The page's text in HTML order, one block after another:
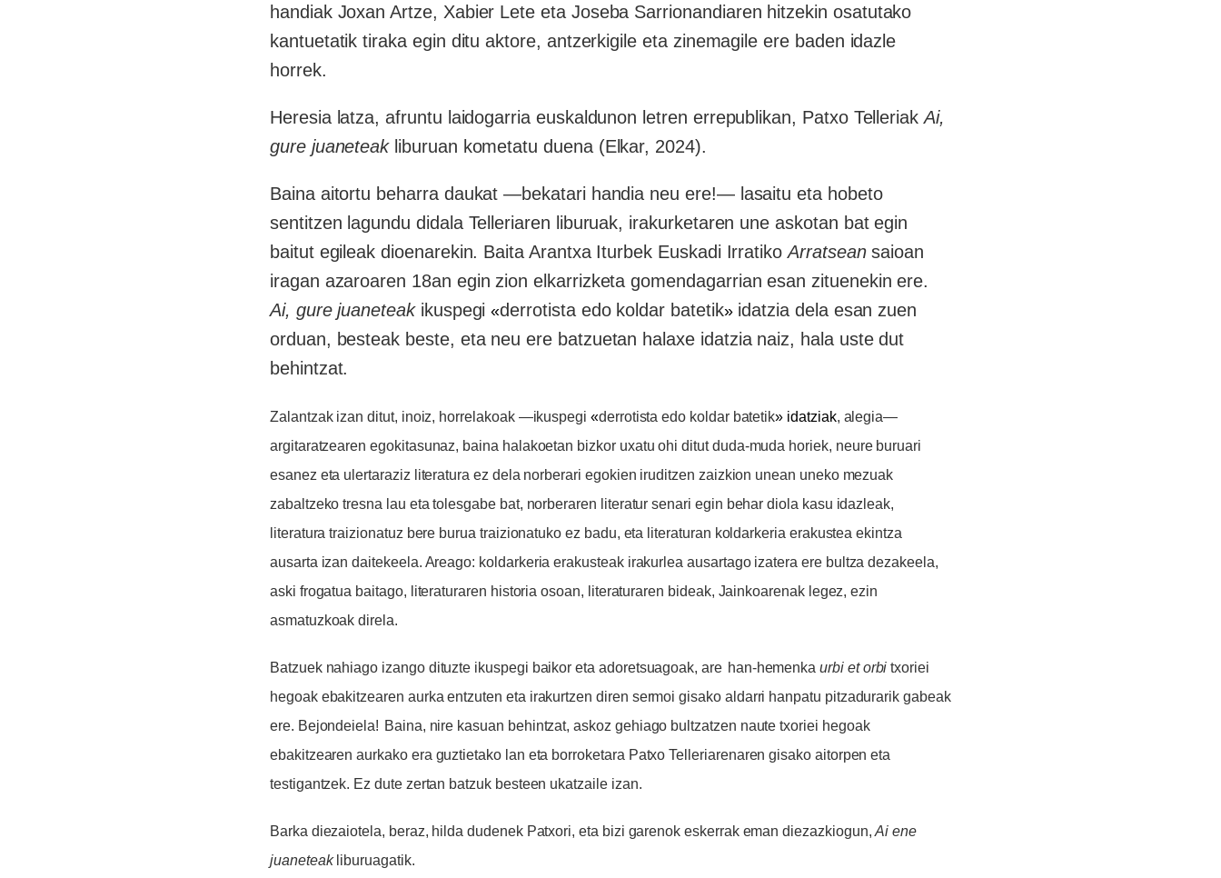
handiak Joxan Artze, Xabier Lete eta Joseba Sarrionandiaren hitzekin osatutako
kantuetatik tiraka egin ditu aktore, antzerkigile eta zinemagile ere baden idazle
horrek.
Heresia latza, afruntu laidogarria euskaldunon letren errepublikan, Patxo TelleriakAi,
gure juaneteakliburuan kometatu duena (Elkar, 2024).
Baina aitortu beharra daukat —bekatari handia neu ere!— lasaitu eta hobeto
sentitzen lagundu didala Telleriaren liburuak, irakurketaren une askotan bat egin
baitut egileak dioenarekin. Baita Arantxa Iturbek Euskadi IrratikoArratseansaioan
iragan azaroaren 18an egin zion elkarrizketa gomendagarrian esan zituenekin ere.
Ai, gure juaneteak ikuspegi«derrotista edo koldar batetik»idatzia dela esan zuen
orduan, besteak beste, eta neu ere batzuetan halaxe idatzia naiz, hala uste dut
behintzat.
Zalantzak izan ditut, inoiz, horrelakoak —ikuspegi «derrotista edo koldar batetik» idatziak, alegia—
argitaratzearen egokitasunaz, baina halakoetan bizkor uxatuohi ditutduda-muda horiek, neure buruari
esanez eta ulertaraziz literatura ez dela norberari egokien iruditzen zaizkion unean uneko mezuak
zabaltzeko tresna lau eta tolesgabe bat, norberaren literatur senari egin behar diola kasu idazleak,
literatura traizionatuz bere burua traizionatuko ez badu, eta literaturan koldarkeria erakustea ekintza
ausarta izan daitekeela. Areago: koldarkeria erakusteak irakurlea ausartago izatera ere bultza dezakeela,
aski frogatua baitago, literaturaren historia osoan, literaturaren bideak, Jainkoarenak legez, ezin
asmatuzkoak direla.
Batzuek nahiago izango dituzte ikuspegi baikor eta adoretsuagoak, are han-hemenkaurbi et orbi txoriei
hegoak ebakitzearen aurka entzuten eta irakurtzen diren sermoi gisako aldarri hanpatu pitzadurarik gabeak
ere. Bejondeiela! Baina, nire kasuan behintzat, askoz gehiago bultzatzen naute txoriei hegoak
ebakitzearen aurkako era guztietako lan eta borroketara Patxo Telleriarenaren gisako aitorpen eta
testigantzek. Ez dute zertan batzuk besteen ukatzaile izan.
Barka diezaiotela, beraz, hilda dudenek Patxori, eta bizi garenokeskerrak eman diezazkiogun,Ai ene
juaneteakliburuagatik.